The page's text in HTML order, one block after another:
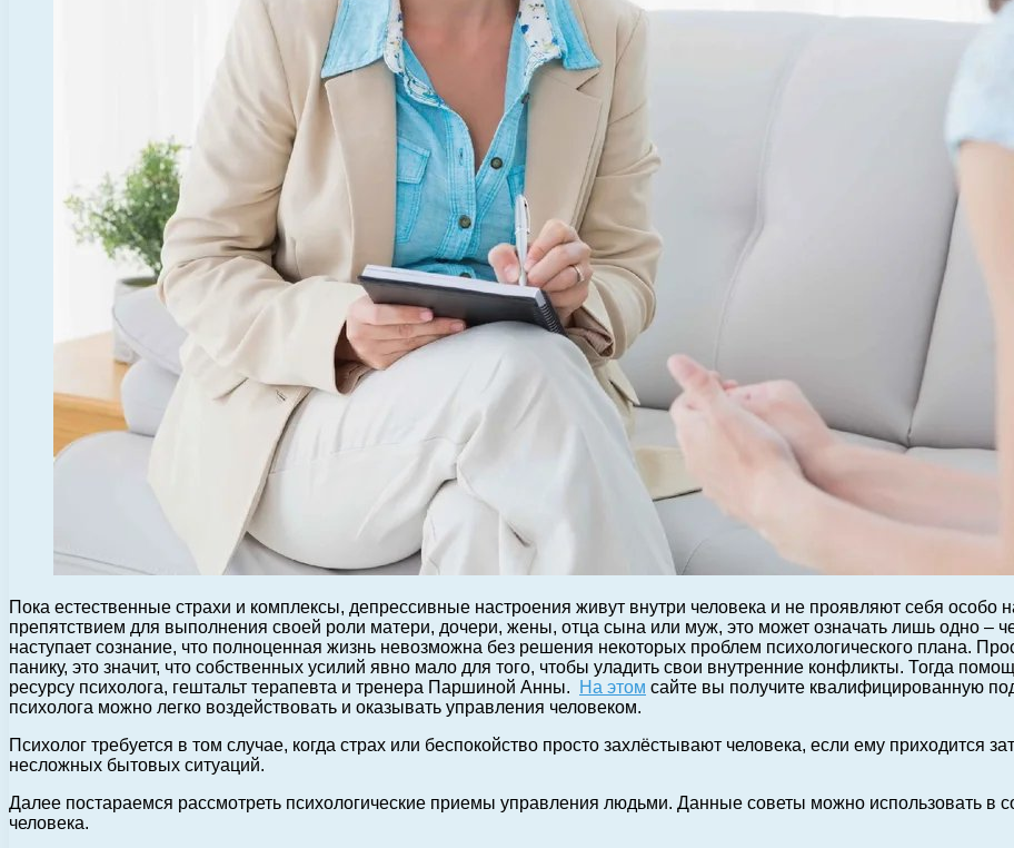
Пока естественные страхи и комплексы, депрессивные настроения живут внутри человека и не проявляют себя
препятствием для выполнения своей роли матери, дочери, жены, отца сына или муж, это может означать лишь одно –
наступает сознание, что полноценная жизнь невозможна без решения некоторых проблем психологического плана.
панику, это значит, что собственных усилий явно мало для того, чтобы уладить свои внутренние конфликты. Тогда
ресурсу психолога, гештальт терапевта и тренера Паршиной Анны.
На этом сайте вы получите квалифицированную
психолога можно легко воздействовать и оказывать управления человеком.
Психолог требуется в том случае, когда страх или беспокойство просто захлёстывают человека, если ему приходится
несложных бытовых ситуаций.
Далее постараемся рассмотреть психологические приемы управления людьми. Данные советы можно использовать в
человека.